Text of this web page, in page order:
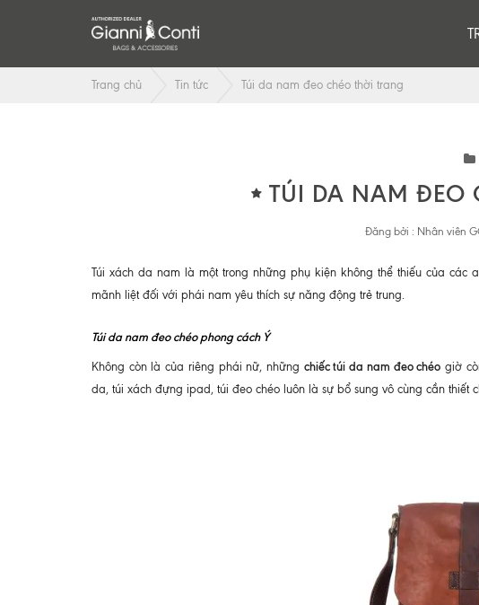
Trang chủ Tin tức Túi da nam đeo chéo thời trang
TÚI DA NAM ĐEO
Đăng bởi : Nhân viên
Túi xách da nam là một trong những phụ kiện không thể thiếu của các
mãnh liệt đối với phái nam yêu thích sự năng động trẻ trung.
Túi da nam đeo chéo phong cách Ý
Không còn là của riêng phái nữ, những chiếc túi da nam đeo chéo giờ
da, túi xách đựng ipad, túi đeo chéo luôn là sự bổ sung vô cùng cần thiết